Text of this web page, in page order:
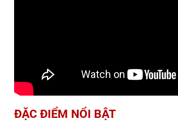
ĐẶC ĐIỂM NỔI BẬT